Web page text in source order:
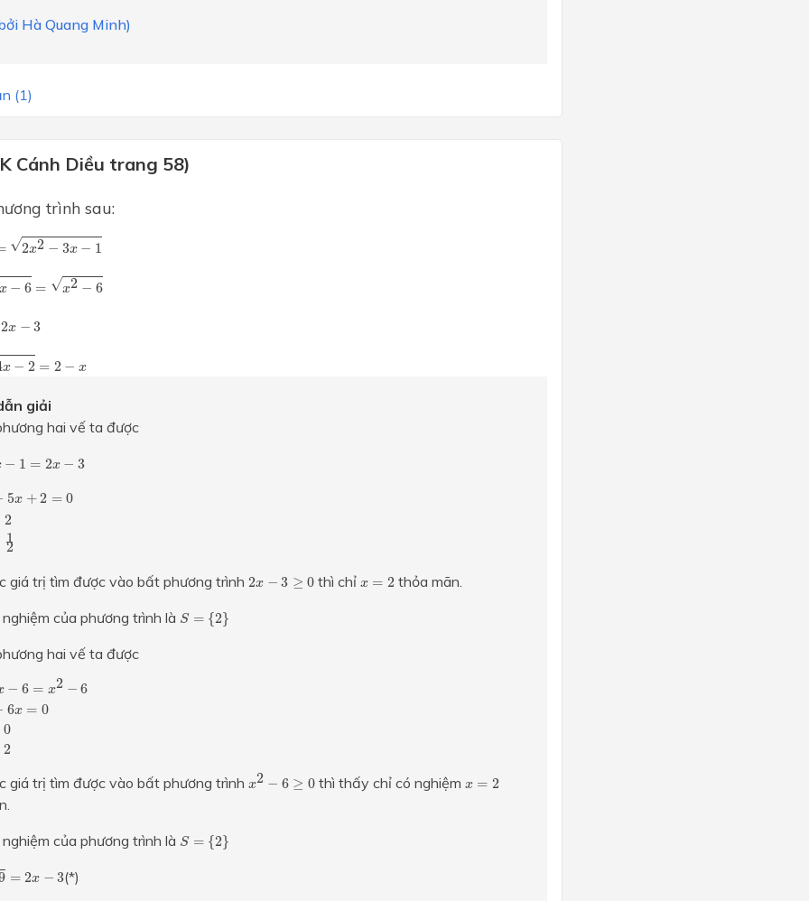
Hà Quang Minh)
(1)
Cánh Diều trang 58)
trình sau:
√2x2 − 3x − 1
3x−1
− 6 = √x2 − 6
6=x2
2x − 3
3
x − 2 = 2 − x
2=2−
giải
hai vế ta được
− 1 = 2x − 3
5x +2 = 0
2
1
2
x+ 0 x
giá trị tìm được vào bất phương trình 2x − 3 ≥ 0
2x 3≥ 0 thì chỉ x = 2
x
thỏa mãn.
của phương trình là S = {2}
S= 2}
hai vế ta được
− 6 = x2 − 6
6x = 0
0
2
=x 6⇔ 3x
giá trị tìm được vào bất phương trình x2 − 6 ≥ 0
2
thì thấy chỉ có nghiệm x = 2
x
của phương trình là S = {2}
S= 2}
= 2x − 3
3
(*)